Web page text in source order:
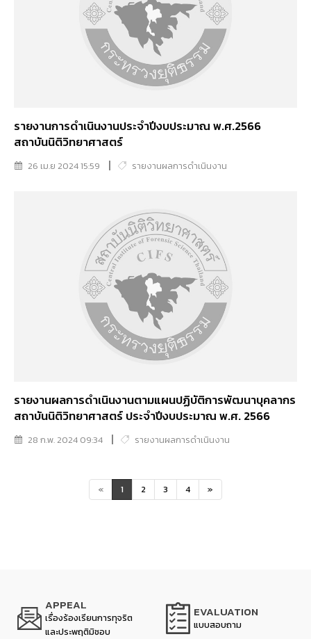
รายงานการดำเนินงานประจำปีงบประมาณ พ.ศ.2566
สถาบันนิติวิทยาศาสตร์
26 เม.ย 2024 15:59 รายงานผลการดำเนินงาน
รายงานผลการดำเนินงานตามแผนปฏิบัติการพัฒนาบุคลากร
สถาบันนิติวิทยาศาสตร์ ประจำปีงบประมาณ พ.ศ. 2566
28 ก.พ. 2024 09:34 รายงานผลการดำเนินงาน
« 1 2 3 4 »
APPEAL
เรื่องร้องเรียนการทุจริต
และประพฤติมิชอบ
EVALUATION
แบบสอบถาม